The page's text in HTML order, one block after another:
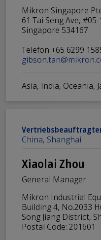
Mikron Singapore
61 Tai Seng Ave, #05-
Singapore 534167
Telefon +65 6299
Asia, India, Oceania,
China, Shanghai
Xiaolai Zhou
General Manager
Mikron Industrial
Building 4, No.2033
Song Jiang District,
Postal Code: 201601